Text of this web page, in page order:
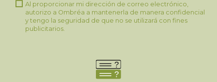
Al proporcionar mi dirección de correo electrónico,
autorizo a Ombréa a mantenerla de manera confidencial
y tengo la seguridad de que no se utilizará con fines
publicitarios.